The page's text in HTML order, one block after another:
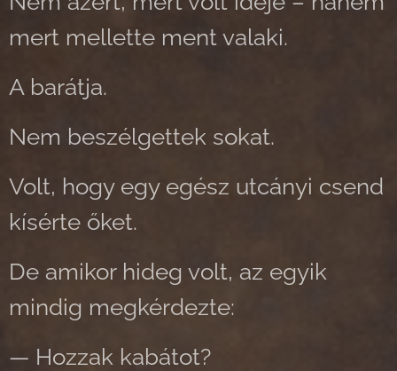
mert mellette ment valaki.
A barátja.
Nem beszélgettek sokat.
Volt, hogy egy egész utcányi csend
kísérte őket.
De amikor hideg volt, az egyik
mindig megkérdezte:
— Hozzak kabátot?